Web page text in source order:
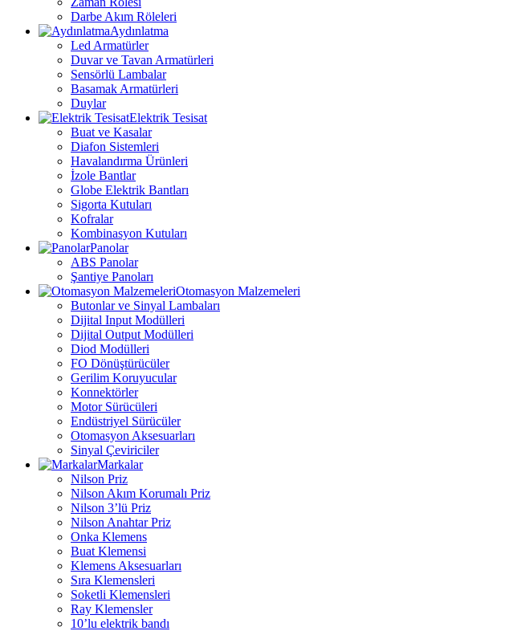
Darbe Akım Röleleri
Aydınlatma
Led Armatürler
Duvar ve Tavan Armatürleri
Sensörlü Lambalar
Basamak Armatürleri
Duylar
Elektrik Tesisat
Buat ve Kasalar
Diafon Sistemleri
Havalandırma Ürünleri
İzole Bantlar
Globe Elektrik Bantları
Sigorta Kutuları
Kofralar
Kombinasyon Kutuları
Panolar
ABS Panolar
Şantiye Panoları
Otomasyon Malzemeleri
Butonlar ve Sinyal Lambaları
Dijital Input Modülleri
Dijital Output Modülleri
Diod Modülleri
FO Dönüştürücüler
Gerilim Koruyucular
Konnektörler
Motor Sürücüleri
Endüstriyel Sürücüler
Otomasyon Aksesuarları
Sinyal Çeviriciler
Markalar
Nilson Priz
Nilson Akım Korumalı Priz
Nilson 3’lü Priz
Nilson Anahtar Priz
Onka Klemens
Buat Klemensi
Klemens Aksesuarları
Sıra Klemensleri
Soketli Klemensleri
Ray Klemensler
10’lu elektrik bandı